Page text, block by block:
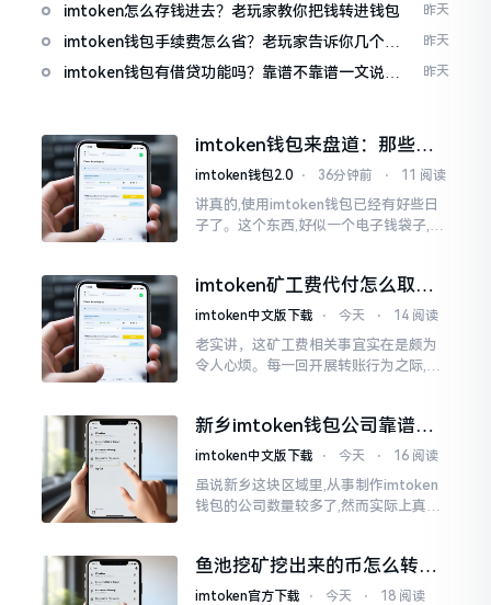
imtoken怎么存钱进去？老玩家教你把钱转进钱包 昨天
imtoken钱包手续费怎么省？老玩家告诉你几个实
在招
昨天
imtoken钱包有借贷功能吗？靠谱不靠谱一文说清
昨天
imtoken钱包来盘道：那些踩
过的坑和保命招
imtoken钱包2.0 ⋅ 36分钟前 ⋅ 11 阅读
讲真的,使用imtoken钱包已经有好些日
子了。这个东西,好似一个电子钱袋子,里
却提心吊胆、神经紧绷。
imtoken矿工费代付怎么取
消？老手教你几招
imtoken中文版下载 ⋅ 今天 ⋅ 14 阅读
老实讲，这矿工费相关事宜实在是颇为
令人心烦。每一回开展转账行为之际,就
时隔多年
新乡imtoken钱包公司靠谱
吗？普通人怎么避坑
imtoken中文版下载 ⋅ 今天 ⋅ 16 阅读
虽说新乡这块区域里,从事制作imtoken
钱包的公司数量较多了,然而实际上真正
予协助进行操作的
鱼池挖矿挖出来的币怎么转到
imtoken钱包？
imtoken官方下载 ⋅ 今天 ⋅ 18 阅读